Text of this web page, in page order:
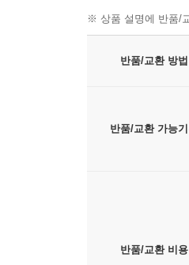
※ 상품 설명에 반품/
반품/교환 방법
반품/교환 가능
반품/교환 비용